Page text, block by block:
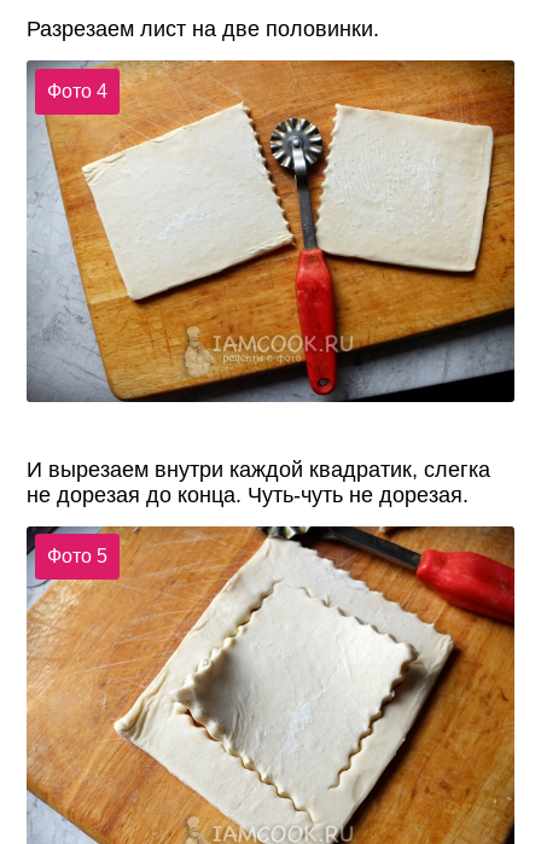
Разрезаем лист на две половинки.
Фото 4
И вырезаем внутри каждой квадратик, слегка
не дорезая до конца. Чуть-чуть не дорезая.
Фото 5